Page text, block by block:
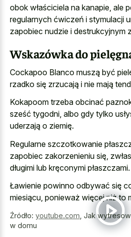
obok właściciela na kanapie, ale
regularnych ćwiczeń i stymulacji
zapobiec nudzie i destrukcyjnym
Wskazówka do
Cockapoo Blanco muszą być
rzadko się zrzucają i nie mają
Kokapoom trzeba obcinać
sześć tygodni, albo gdy tylko
uderzają o ziemię.
Regularne szczotkowanie
zapobiec zakorzenieniu się,
długimi lub kręconymi płaszczami.
Ławienie powinno odbywać się
miesiącu, ponieważ więcej niż to
Źródło: youtube.com Jak
w domu